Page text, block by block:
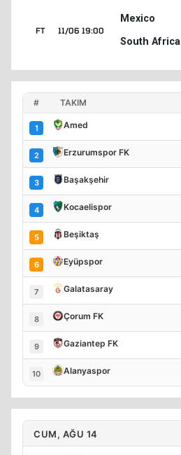
11/06 19:00
FT
Mexico
South Africa
# TAKIM
1 Amed
2 Erzurumspor FK
3 Başakşehir
4 Kocaelispor
5 Beşiktaş
6 Eyüpspor
7 Galatasaray
8 Çorum FK
9 Gaziantep FK
10 Alanyaspor
CUM, AĞU 14